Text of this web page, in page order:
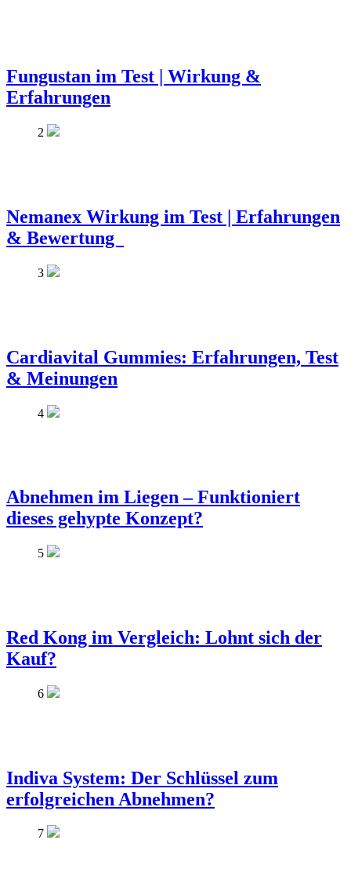
Fungustan im Test | Wirkung &
Erfahrungen
2
Nemanex Wirkung im Test | Erfahrungen
& Bewertung
3
Cardiavital Gummies: Erfahrungen, Test
& Meinungen
4
Abnehmen im Liegen – Funktioniert
dieses gehypte Konzept?
5
Red Kong im Vergleich: Lohnt sich der
Kauf?
6
Indiva System: Der Schlüssel zum
erfolgreichen Abnehmen?
7